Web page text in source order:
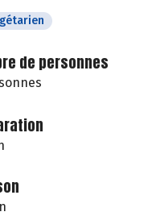
de personnes